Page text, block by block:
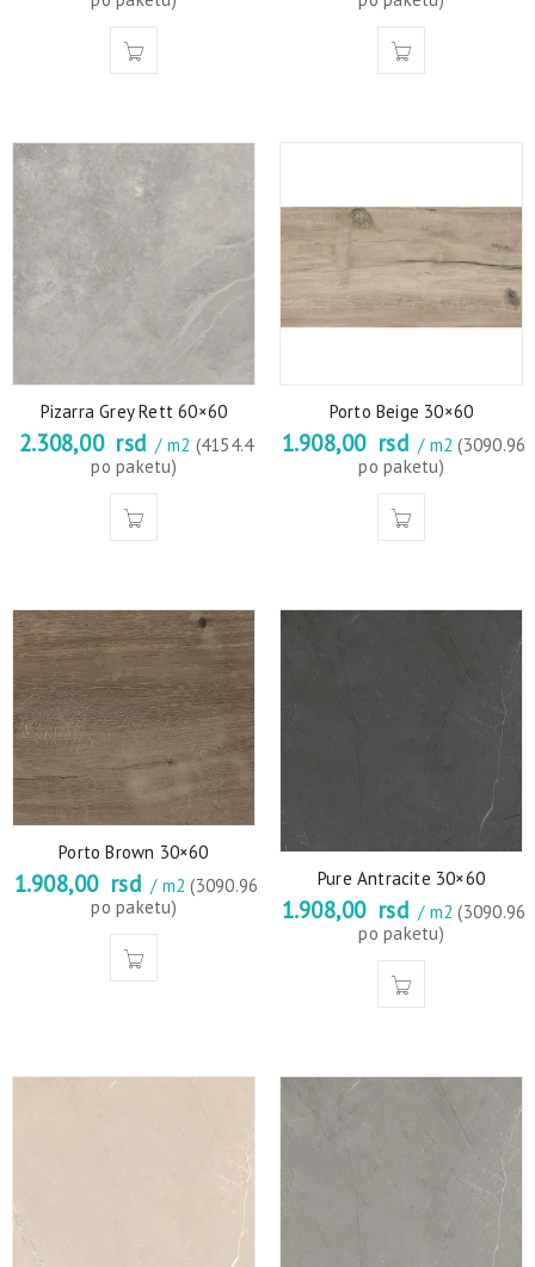
Pizarra Grey Rett 60×60
2.308,00 rsd / m2 (4154.4
po paketu)
Porto Beige 30×60
1.908,00 rsd / m2(3090.96
po paketu)
Porto Brown 30×60
1.908,00 rsd / m2(3090.96
po paketu)
Pure Antracite 30×60
1.908,00 rsd / m2(3090.96
po paketu)